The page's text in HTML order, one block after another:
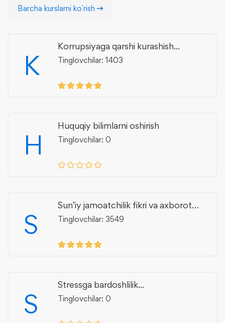
Barcha kurslarni ko`rish
K
Korrupsiyaga qarshi kurashish...
Tinglovchilar: 1403
H
Huquqiy bilimlarni oshirish
Tinglovchilar: 0
S
Sun’iy jamoatchilik fikri va axborot
manipulyatsiyasi
Tinglovchilar: 3549
S
Stressga bardoshlilik...
Tinglovchilar: 0